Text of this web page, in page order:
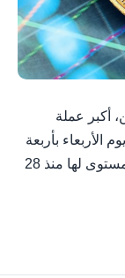
أكبر ‌عملة
بأربعة
⁠في المئة ​إلى ⁠64721.39 دولار، مسجلة ​أدنى ‌مستوى ​لها ​منذ 28